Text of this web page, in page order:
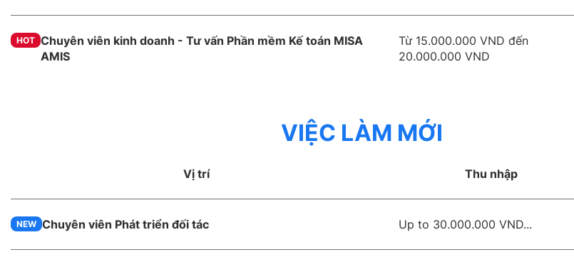
HOT Chuyên viên kinh doanh - Tư vấn Phần mềm Kế toán MISA
AMIS
Từ 15.000.000 VND đến
20.000.000 VND
VIỆC LÀM MỚI
Vị trí Thu nhập
NEW Chuyên viên Phát triển đối tác Up to 30.000.000 VND...